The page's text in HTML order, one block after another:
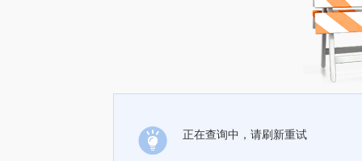
正在查询中，请刷新重试